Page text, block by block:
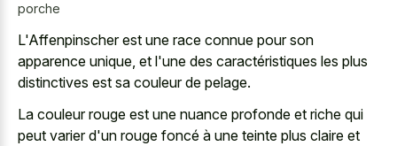
porche
L'Affenpinscher est une race connue pour son
apparence unique , et l'une des caractéristiques les plus
distinctives est sa couleur de pelage.
La couleur rouge est une nuance profonde et riche qui
peut varier d'un rouge foncé à une teinte plus claire et